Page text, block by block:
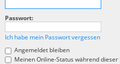
Passwort:
Ich habe mein Passwort vergessen
Angemeldet bleiben
Meinen Online-Status während